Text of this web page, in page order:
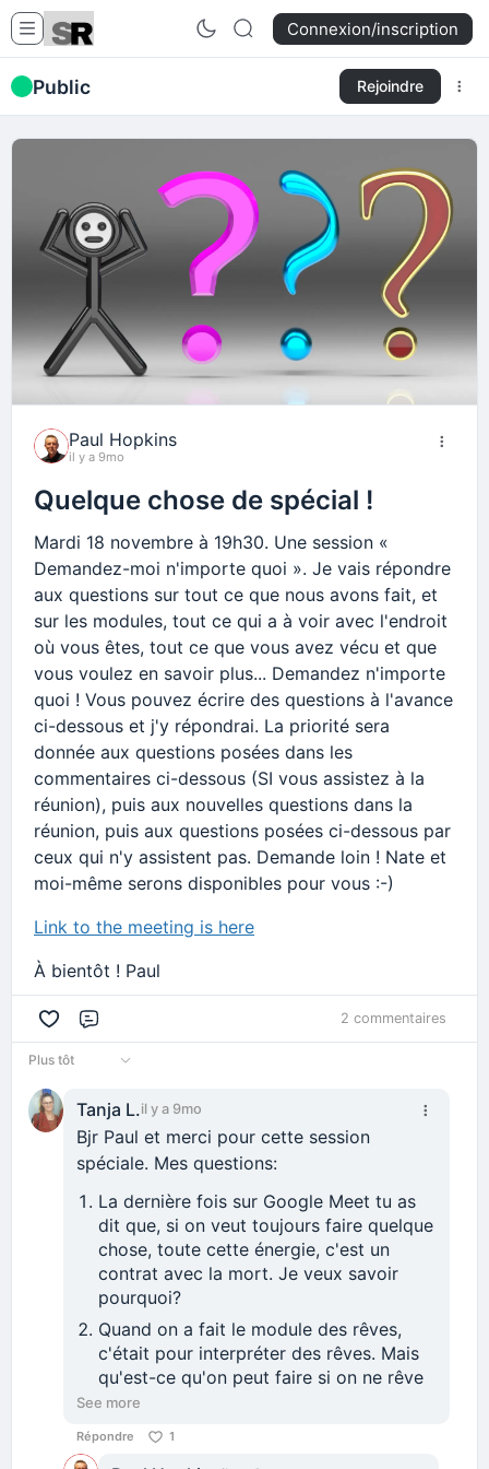
Connexion/inscription
Public Rejoindre
Paul Hopkins
il y a 9mo
Quelque chose de spécial !
Mardi 18 novembre à 19h30. Une session «
Demandez-moi n'importe quoi ». Je vais répondre
aux questions sur tout ce que nous avons fait, et
sur les modules, tout ce qui a à voir avec l'endroit
où vous êtes, tout ce que vous avez vécu et que
vous voulez en savoir plus... Demandez n'importe
quoi ! Vous pouvez écrire des questions à l'avance
ci-dessous et j'y répondrai. La priorité sera
donnée aux questions posées dans les
commentaires ci-dessous (SI vous assistez à la
réunion), puis aux nouvelles questions dans la
réunion, puis aux questions posées ci-dessous par
ceux qui n'y assistent pas. Demande loin ! Nate et
moi-même serons disponibles pour vous :-)
Link to the meeting is here
À bientôt ! Paul
2 commentaires
Plus tôt
Tanja L.il y a 9mo
Bjr Paul et merci pour cette session
spéciale. Mes questions:
La dernière fois sur Google Meet tu as
dit que, si on veut toujours faire quelque
chose, toute cette énergie, c'est un
contrat avec la mort. Je veux savoir
pourquoi?
Quand on a fait le module des rêves,
c'était pour interpréter des rêves. Mais
qu'est-ce qu'on peut faire si on ne rêve
pas du tout? Ou plutôt si on ne se
rappelle pas des rêves?
See more
Répondre 1